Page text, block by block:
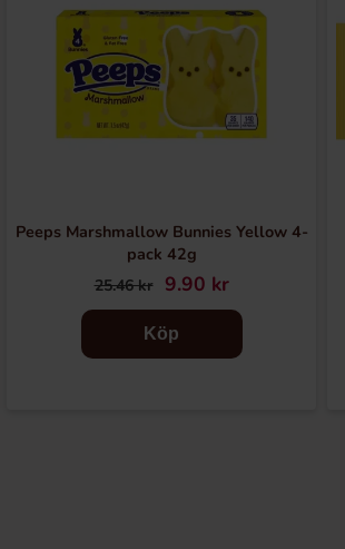
Peeps Marshmallow Bunnies Yellow 4-
pack 42g
25.46 kr 9.90 kr
Köp